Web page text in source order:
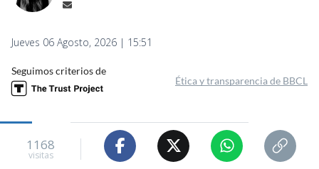
Jueves 06 Agosto, 2026 | 15:51
Seguimos criterios de
Ética y transparencia de BBCL
1168
visitas